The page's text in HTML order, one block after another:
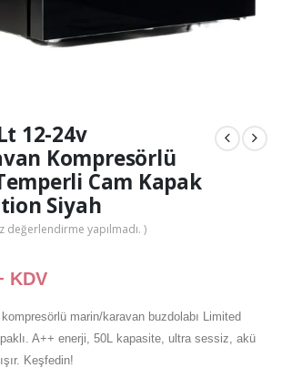
12-24v
Kompresörlü
Cam Kapak
Siyah
değerlendirme yapılmadı. )
KDV
marin/karavan buzdolabı Limited
A++ enerji, 50L kapasite, ultra sessiz, akü
Keşfedin!